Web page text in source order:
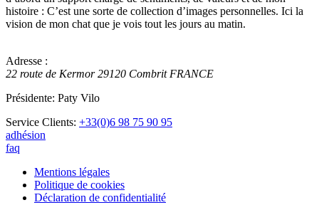
histoire : C’est une sorte de collection d’images personnelles. Ici la
vision de mon chat que je vois tout les jours au matin.
Adresse :
22 route de Kermor 29120 Combrit FRANCE
Présidente: Paty Vilo
Service Clients: +33(0)6 98 75 90 95
adhésion
faq
Mentions légales
Politique de cookies
Déclaration de confidentialité